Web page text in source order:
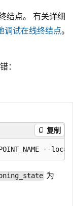
结点。 有关详细
调试在线终结点。
：
复制
为